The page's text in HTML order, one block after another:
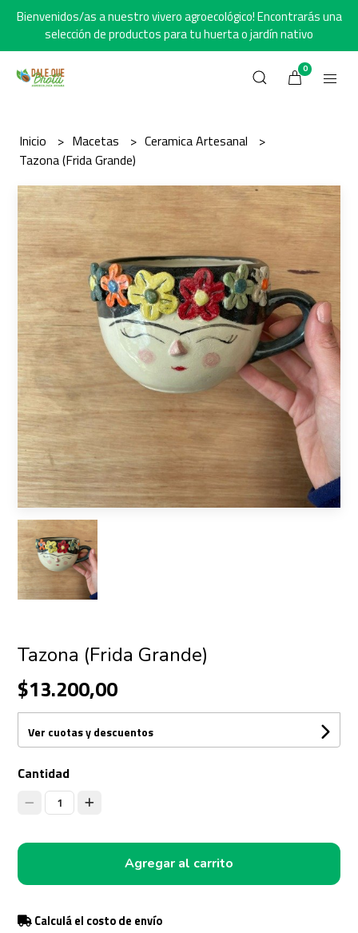
Bienvenidos/as a nuestro vivero agroecológico! Encontrarás una
selección de productos para tu huerta o jardín nativo
0
Inicio Macetas
Ceramica Artesanal
Tazona (Frida Grande)
Tazona (Frida Grande)
$13.200,00
Ver cuotas y descuentos
Cantidad
1
Agregar al carrito
Calculá el costo de envío